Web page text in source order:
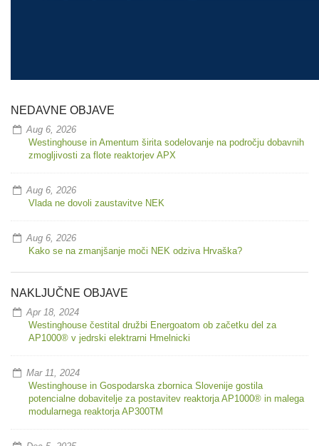
NEDAVNE OBJAVE
Aug 6, 2026
Westinghouse in Amentum širita sodelovanje na področju dobavnih
zmogljivosti za flote reaktorjev APX
Aug 6, 2026
Vlada ne dovoli zaustavitve NEK
Aug 6, 2026
Kako se na zmanjšanje moči NEK odziva Hrvaška?
NAKLJUČNE OBJAVE
Apr 18, 2024
Westinghouse čestital družbi Energoatom ob začetku del za
AP1000® v jedrski elektrarni Hmelnicki
Mar 11, 2024
Westinghouse in Gospodarska zbornica Slovenije gostila
potencialne dobavitelje za postavitev reaktorja AP1000® in malega
modularnega reaktorja AP300TM